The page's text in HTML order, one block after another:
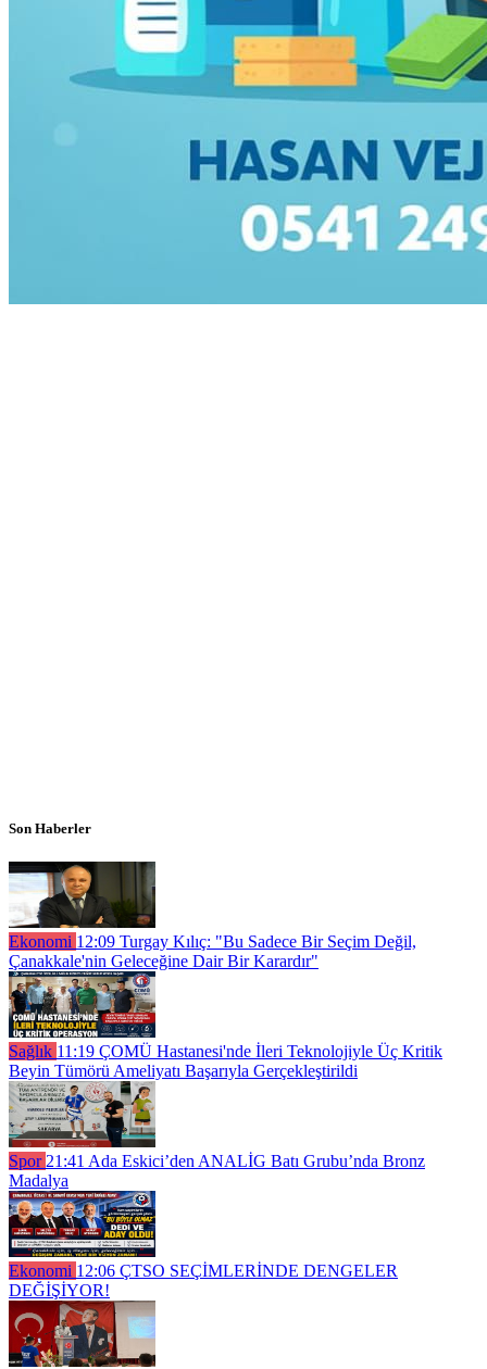
Son Haberler
Ekonomi 12:09 Turgay Kılıç: "Bu Sadece Bir Seçim Değil,
Çanakkale'nin Geleceğine Dair Bir Karardır"
Sağlık 11:19 ÇOMÜ Hastanesi'nde İleri Teknolojiyle Üç Kritik
Beyin Tümörü Ameliyatı Başarıyla Gerçekleştirildi
Spor 21:41 Ada Eskici’den ANALİG Batı Grubu’nda Bronz
Madalya
Ekonomi 12:06 ÇTSO SEÇİMLERİNDE DENGELER
DEĞİŞİYOR!